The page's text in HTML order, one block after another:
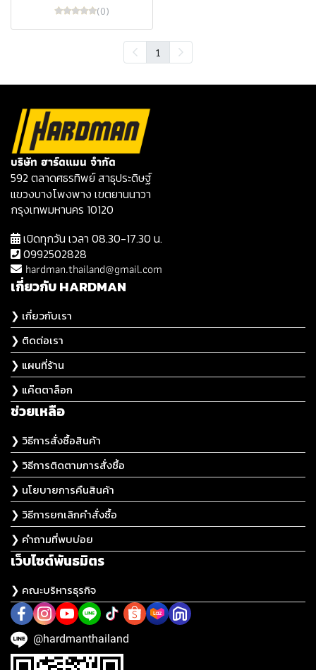
(0)
1
บริษัท ฮาร์ดแมน จำกัด
592 ตลาดศธรทิพย์ สาธุประดิษฐ์
แขวงบางโพงพาง เขตยานนาวา
กรุงเทพมหานคร 10120
เปิดทุกวัน เวลา 08.30-17.30 น.
0992502828
hardman.thailand@gmail.com
เกี่ยวกับ HARDMAN
❯ เกี่ยวกับเรา
❯ ติดต่อเรา
❯ แผนที่ร้าน
❯ แค๊ตตาล็อก
ช่วยเหลือ
❯ วิธีการสั่งซื้อสินค้า
❯ วิธีการติดตามการสั่งซื้อ
❯ นโยบายการคืนสินค้า
❯ วิธีการยกเลิกคำสั่งซื้อ
❯ คำถามที่พบบ่อย
เว็บไซต์พันธมิตร
❯ คณะบริหารธุรกิจ
@hardmanthailand